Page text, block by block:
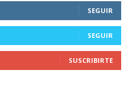
SEGUIR
SEGUIR
SUSCRIBIRTE